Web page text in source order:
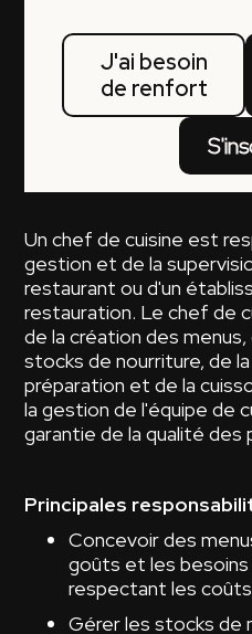
J'ai besoin
de renfort
Un chef de cuisine est
gestion et de la
restaurant ou d'un
restauration. Le chef de
de la création des
stocks de nourriture, de
préparation et de la
la gestion de l'équipe de
garantie de la qualité des
Principales
Concevoir des
goûts et les
respectant les
Gérer les stocks de